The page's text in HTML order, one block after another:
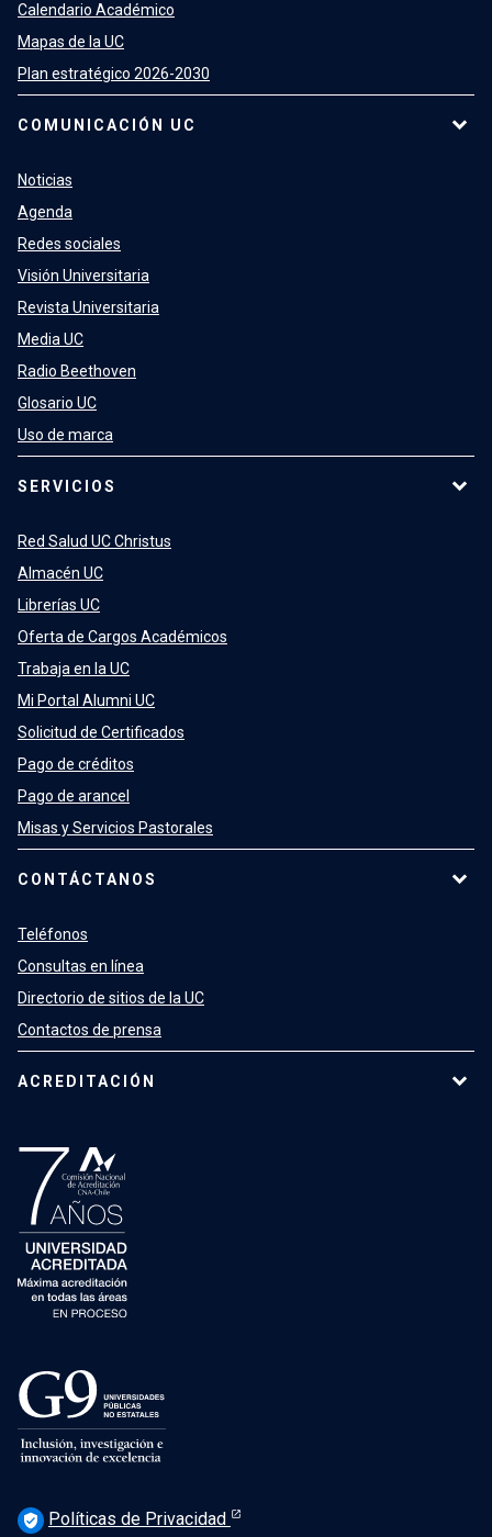
Calendario Académico
Mapas de la UC
Plan estratégico 2026-2030
COMUNICACIÓN UC
Noticias
Agenda
Redes sociales
Visión Universitaria
Revista Universitaria
Media UC
Radio Beethoven
Glosario UC
Uso de marca
SERVICIOS
Red Salud UC Christus
Almacén UC
Librerías UC
Oferta de Cargos Académicos
Trabaja en la UC
Mi Portal Alumni UC
Solicitud de Certificados
Pago de créditos
Pago de arancel
Misas y Servicios Pastorales
CONTÁCTANOS
Teléfonos
Consultas en línea
Directorio de sitios de la UC
Contactos de prensa
ACREDITACIÓN
verified_user Políticas de Privacidad